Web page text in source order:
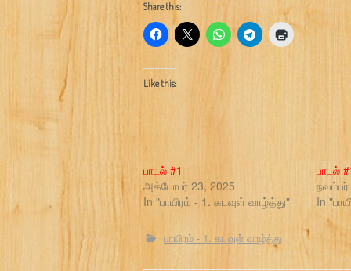
Share this:
Like this:
பாடல் #1
அக்டோபர் 23, 2025
In "பாயிரம் - 1. கடவுள் வாழ்த்து"
பாடல்
In
பாயிரம் - 1. கடவுள் வாழ்த்து